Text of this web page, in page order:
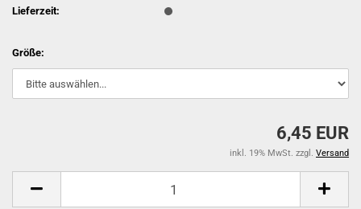
Lieferzeit:
Größe:
6,45 EUR
inkl. 19% MwSt. zzgl. Versand